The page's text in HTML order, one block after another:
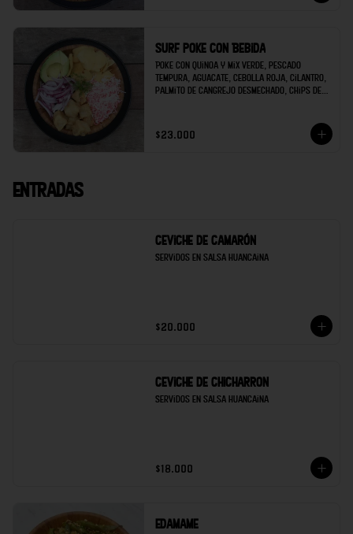
Surf poke con Bebida
Poke con quinoa y mix verde, pescado
tempura, aguacate, cebolla roja, cilantro,
palmito de cangrejo desmechado, chips de
$23.000
Entradas
Ceviche de Camarón
Servidos en salsa Huancaina
$20.000
Ceviche de Chicharron
Servidos en salsa Huancaina
$18.000
Edamame